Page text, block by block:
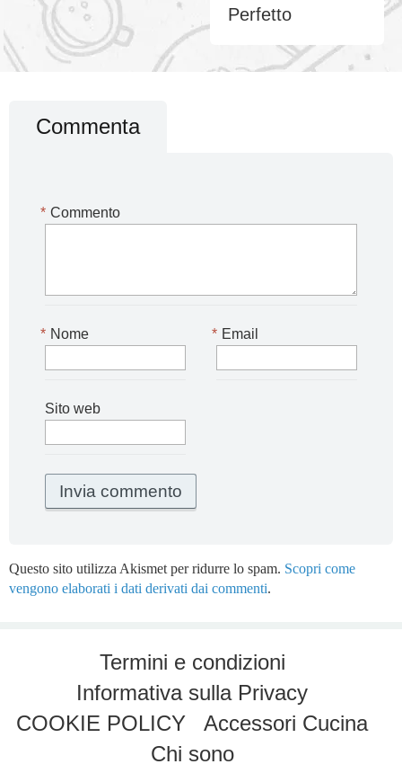
Perfetto
Commenta
Commento
*
Nome
* Email
*
Sito web
Questo sito utilizza Akismet per ridurre lo spam. Scopri come
vengono elaborati i dati derivati dai commenti.
Termini e condizioni
Informativa sulla Privacy
COOKIE POLICY
Accessori Cucina
Chi sono